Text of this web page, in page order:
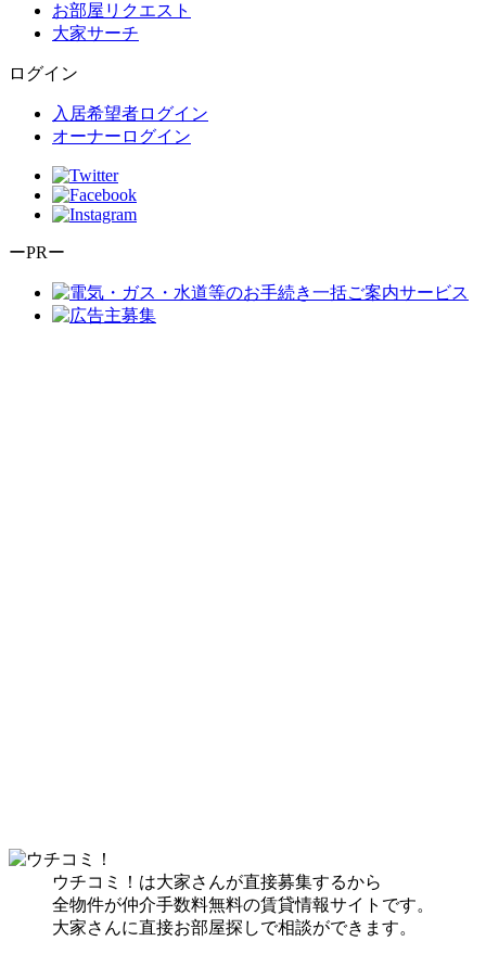
お部屋リクエスト
大家サーチ
ログイン
入居希望者ログイン
オーナーログイン
ーPRー
ウチコミ！は大家さんが直接募集するから
全物件が仲介手数料無料の賃貸情報サイトです。
大家さんに直接お部屋探しで相談ができます。